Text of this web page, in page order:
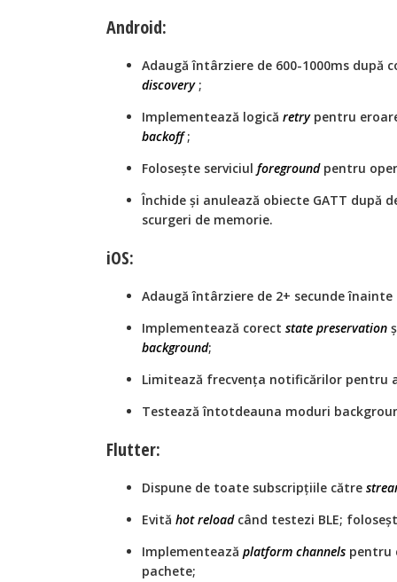
Android:
Adaugă întârziere de 600-1000ms după
discovery;
Implementează logică retrypentru
backoff;
Folosește serviciul foregroundpentru
Închide și anulează obiecte GATT după
scurgeri de memorie.
iOS:
Adaugă întârziere de 2+ secunde
Implementează corect state preservation
background;
Limitează frecvența notificărilor pentru
Testează întotdeauna moduri
Flutter:
Dispune de toate subscripțiile către
Evită hot reloadcând testezi BLE;
Implementează platform channels pentru
pachete;